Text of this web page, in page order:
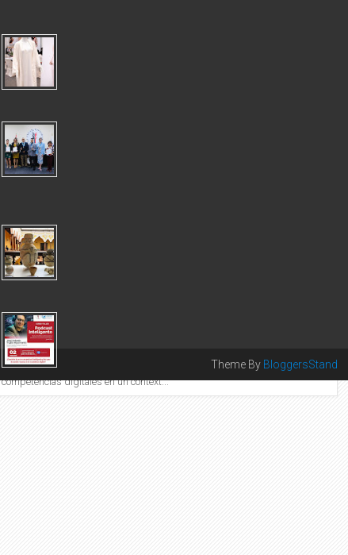
COLEGIO DE PERIODISTAS DEL PERÚ PRESENTA TALLER
DE PODCASTS EN ALIANZA CON INTEL Iniciativa fortalece
competencias digitales en un context...
Theme By BloggersStand